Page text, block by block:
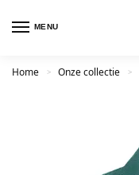
MENU
Home > Onze collectie >